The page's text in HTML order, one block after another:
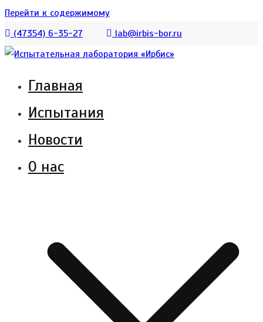
Перейти к содержимому
(47354) 6-35-27
lab@irbis-bor.ru
Испытательная лаборатория
«Ирбис»
Испытательная лаборатория АО «Ирбис»
создана для испытания котельного
оборудования и обеспечения полного
комплекса услуг по сертификации
Главная
Испытания
Новости
О нас